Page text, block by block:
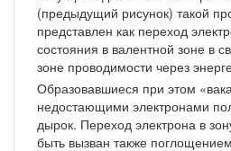
(предыдущий рисунок) такой
представлен как переход
состояния в валентной зоне в
зоне проводимости через
Образовавшиеся при этом
недостающими электронами
дырок. Переход электрона в
быть вызван также